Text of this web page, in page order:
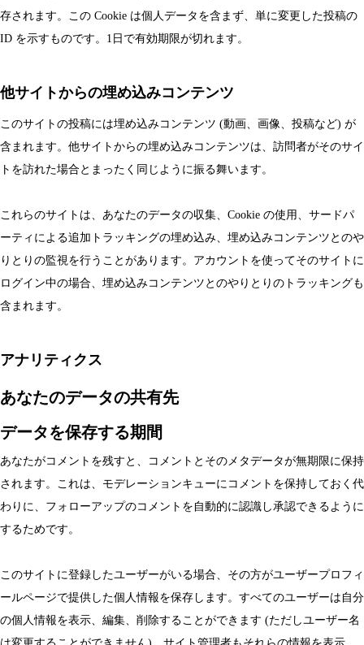
存されます。この Cookie は個人データを含まず、単に変更した投稿の
ID を示すものです。1日で有効期限が切れます。
他サイトからの埋め込みコンテンツ
このサイトの投稿には埋め込みコンテンツ (動画、画像、投稿など) が
含まれます。他サイトからの埋め込みコンテンツは、訪問者がそのサイ
トを訪れた場合とまったく同じように振る舞います。
これらのサイトは、あなたのデータの収集、Cookie の使用、サードパ
ーティによる追加トラッキングの埋め込み、埋め込みコンテンツとのや
りとりの監視を行うことがあります。アカウントを使ってそのサイトに
ログイン中の場合、埋め込みコンテンツとのやりとりのトラッキングも
含まれます。
アナリティクス
あなたのデータの共有先
データを保存する期間
あなたがコメントを残すと、コメントとそのメタデータが無期限に保持
されます。これは、モデレーションキューにコメントを保持しておく代
わりに、フォローアップのコメントを自動的に認識し承認できるように
するためです。
このサイトに登録したユーザーがいる場合、その方がユーザープロフィ
ールページで提供した個人情報を保存します。すべてのユーザーは自分
の個人情報を表示、編集、削除することができます (ただしユーザー名